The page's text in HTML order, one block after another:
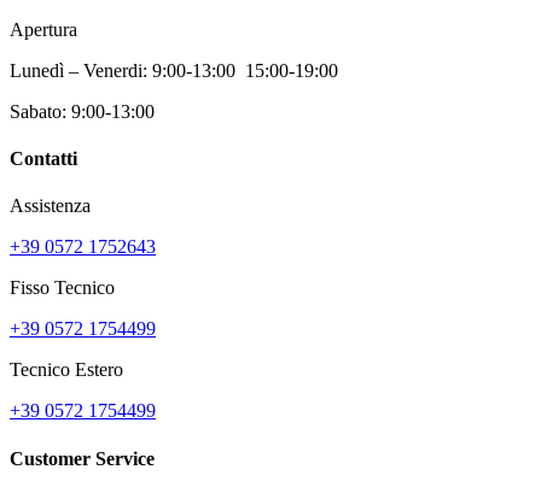
Apertura
Lunedì – Venerdi: 9:00-13:00 15:00-19:00
Sabato: 9:00-13:00
Contatti
Assistenza
+39 0572 1752643
Fisso Tecnico
+39 0572 1754499
Tecnico Estero
+39 0572 1754499
Customer Service